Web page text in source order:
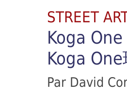
STREET
Koga One
Koga
Par David